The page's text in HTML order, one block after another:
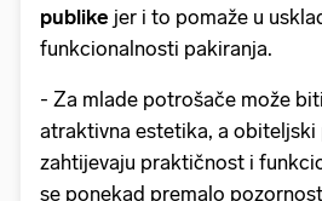
publike jer i to pomaže u
funkcionalnosti pakiranja.
- Za mlade potrošače može
atraktivna estetika, a obiteljski
zahtijevaju praktičnost i
se ponekad premalo